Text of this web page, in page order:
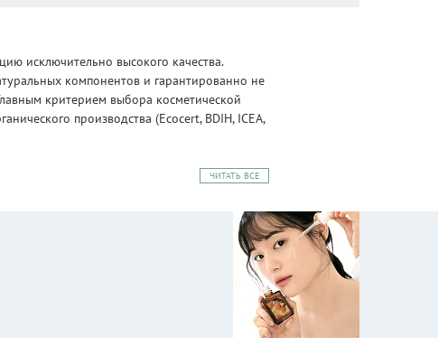
исключительно высокого качества.
компонентов и гарантированно не
критерием выбора косметической
производства (Ecocert, BDIH, ICEA,
ЧИТАТЬ ВСЕ